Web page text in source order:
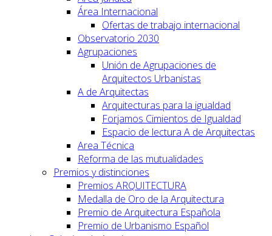
Área Internacional
Ofertas de trabajo internacional
Observatorio 2030
Agrupaciones
Unión de Agrupaciones de
Arquitectos Urbanistas
A de Arquitectas
Arquitecturas para la igualdad
Forjamos Cimientos de Igualdad
Espacio de lectura A de Arquitectas
Area Técnica
Reforma de las mutualidades
Premios y distinciones
Premios ARQUITECTURA
Medalla de Oro de la Arquitectura
Premio de Arquitectura Española
Premio de Urbanismo Español